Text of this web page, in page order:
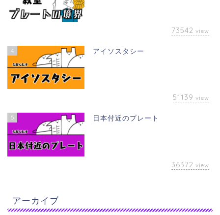
73542 view
4 アイソスタシー
51139 view
5 日本付近のプレート
36372 view
アーカイブ